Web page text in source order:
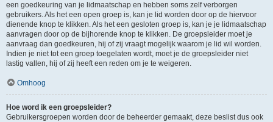
een goedkeuring van je lidmaatschap en hebben soms zelf verborgen
gebruikers. Als het een open groep is, kan je lid worden door op de hiervoor
dienende knop te klikken. Als het een gesloten groep is, kan je je lidmaatschap
aanvragen door op de bijhorende knop te klikken. De groepsleider moet je
aanvraag dan goedkeuren, hij of zij vraagt mogelijk waarom je lid wil worden.
Indien je niet tot een groep toegelaten wordt, moet je de groepsleider niet
lastig vallen, hij of zij heeft een reden om je te weigeren.
Omhoog
Hoe word ik een groepsleider?
Gebruikersgroepen worden door de beheerder gemaakt, deze beslist dus ook